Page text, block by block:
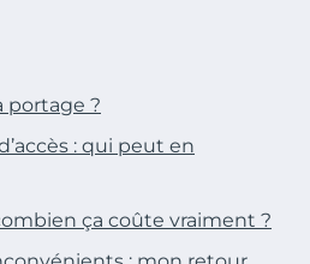
portage ?
: qui peut en
ça coûte vraiment ?